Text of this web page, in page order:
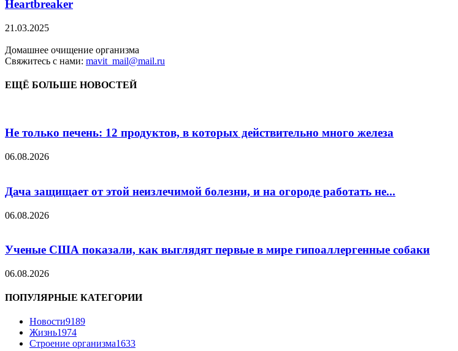
Heartbreaker
21.03.2025
Домашнее очищение организма
Свяжитесь с нами: mavit_mail@mail.ru
ЕЩЁ БОЛЬШЕ НОВОСТЕЙ
Не только печень: 12 продуктов, в которых действительно много железа
06.08.2026
Дача защищает от этой неизлечимой болезни, и на огороде работать не...
06.08.2026
Ученые США показали, как выглядят первые в мире гипоаллергенные собаки
06.08.2026
ПОПУЛЯРНЫЕ КАТЕГОРИИ
Новости9189
Жизнь1974
Строение организма1633